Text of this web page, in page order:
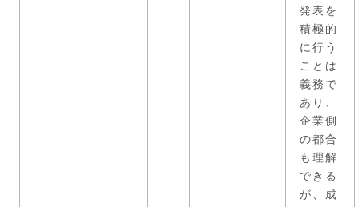
発表を
積極的
に行う
ことは
義務で
あり、
企業側
の都合
も理解
できる
が、成